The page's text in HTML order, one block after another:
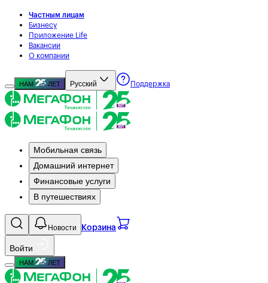
Частным лицам
Бизнесу
Приложение Life
Вакансии
О компании
НАМ ЛЕТ Русский Поддержка
Мобильная связь
Домашний интернет
Финансовые услуги
В путешествиях
Новости Корзина
Войти
НАМ ЛЕТ